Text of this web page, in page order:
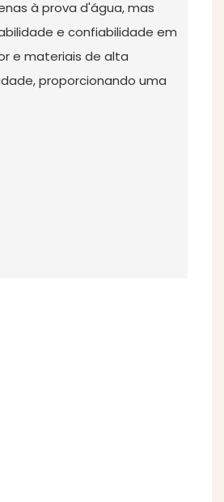
à prova d'água, mas
e confiabilidade em
e materiais de alta
proporcionando uma